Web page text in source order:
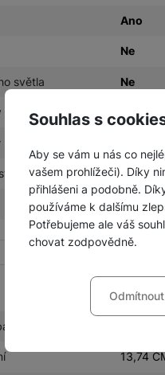
Souhlas s
Aby se vám u nás co
vašem prohlížeči). Díky
přihlášeni a podobně.
používáme k dalšímu
Potřebujeme ale váš
chovat zodpovědně.
Nastavení
bez těchto
Technické cookies
Ano
Ne
světla Ne
Ano
Ne
9 H
13,74